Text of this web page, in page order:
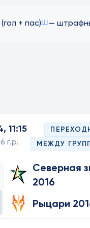
+ пас)Ш—
11:15
г.р.
МЕЖДУ
Северная
2016
Рыцари